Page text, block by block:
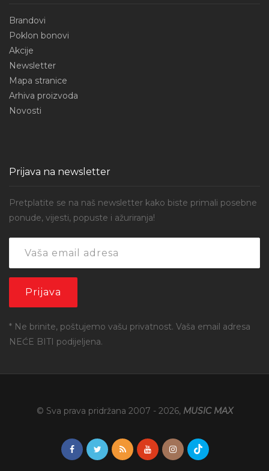
Brandovi
Poklon bonovi
Akcije
Newsletter
Mapa stranice
Arhiva proizvoda
Novosti
Prijava na newsletter
Pretplatite se na naš newsletter kako biste primali posebne
ponude, vijesti, popuste i ažuriranja!
* Ne brinite, poštujemo vašu privatnost. Vaša email adresa
NEĆE BITI podijeljena.
© Sva prava pridržana 2007 - 2026, MUSIC MAX